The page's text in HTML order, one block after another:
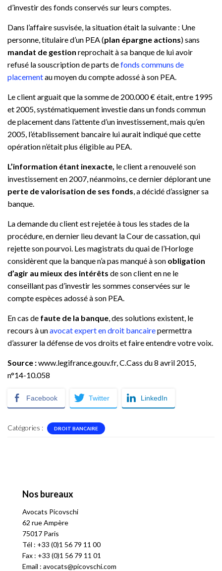
d’investir des fonds conservés sur leurs comptes.
Dans l’affaire susvisée, la situation était la suivante : Une
personne, titulaire d’un PEA (plan épargne actions) sans
mandat de gestion reprochait à sa banque de lui avoir
refusé la souscription de parts defonds communs de
placementau moyen du compte adossé à son PEA.
Le client arguait que la somme de 200.000 € était, entre 1995
et 2005, systématiquement investie dans un fonds commun
de placement dans l’attente d’un investissement, mais qu’en
2005, l’établissement bancaire lui aurait indiqué que cette
opération n’était plus éligible au PEA.
L’information étant inexacte, le client a renouvelé son
investissement en 2007, néanmoins, ce dernier déplorant une
perte de valorisation de ses fonds, a décidé d’assigner sa
banque.
La demande du client est rejetée à tous les stades de la
procédure, en dernier lieu devant la Cour de cassation, qui
rejette son pourvoi. Les magistrats du quai de l’Horloge
considèrent que la banque n’a pas manqué à son obligation
d’agir au mieux des intérêts de son client en ne le
conseillant pas d’investir les sommes conservées sur le
compte espèces adossé à son PEA.
En cas de faute de la banque, des solutions existent, le
recours à unavocat expert en droit bancairepermettra
d’assurer la défense de vos droits et faire entendre votre voix.
Source :www.legifrance.gouv.fr, C.Cass du 8 avril 2015,
n°14-10.058
Facebook Twitter LinkedIn
Catégories : DROIT BANCAIRE
Nos bureaux
Avocats Picovschi
62 rue Ampère
75017 Paris
Tél : +33 (0)1 56 79 11 00
Fax : +33 (0)1 56 79 11 01
Email : avocats@picovschi.com